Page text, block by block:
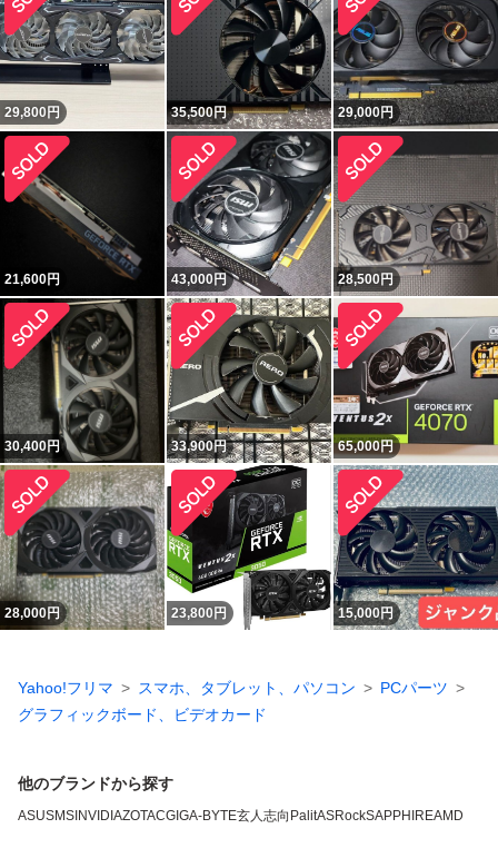
29,800円 35,500円 29,000円
21,600円 43,000円 28,500円
30,400円 33,900円 65,000円
28,000円 23,800 円 15,000円
Yahoo!フリマ スマホ、タブレット、パソコン
PCパーツ
グラフィックボード、ビデオカード
他のブランドから探す
ASUSMSI NVIDIAZOTACGIGA-BYTE玄人志向 PalitASRockSAPPHIREAMD